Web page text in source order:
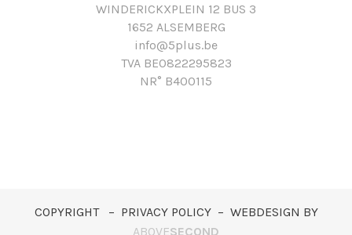
WINDERICKXPLEIN 12 BUS 3
1652 ALSEMBERG
info@5plus.be
TVA BE0822295823
NR° B400115
COPYRIGHT – PRIVACY POLICY – WEBDESIGN BY
ABOVESECOND